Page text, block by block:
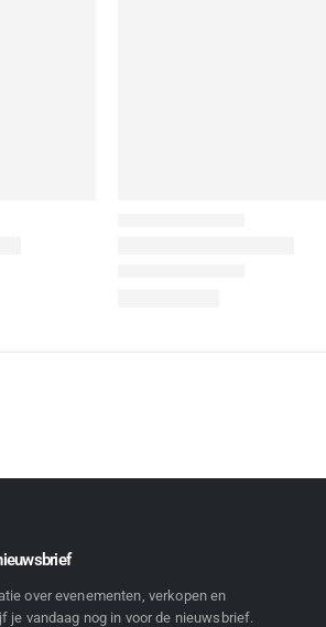
over evenementen, verkopen en
je vandaag nog in voor de nieuwsbrief.